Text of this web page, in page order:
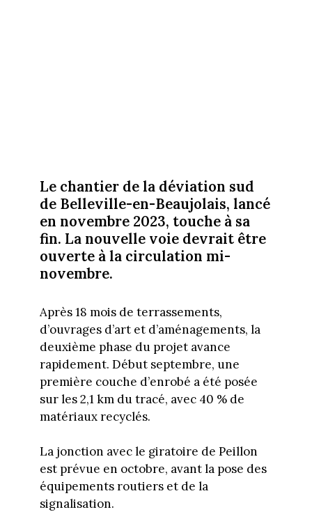
Le chantier de la déviation sud
de Belleville-en-Beaujolais, lancé
en novembre 2023, touche à sa
fin. La nouvelle voie devrait être
ouverte à la circulation mi-
novembre.
Après 18 mois de terrassements,
d’ouvrages d’art et d’aménagements, la
deuxième phase du projet avance
rapidement. Début septembre, une
première couche d’enrobé a été posée
sur les 2,1 km du tracé, avec 40 % de
matériaux recyclés.
La jonction avec le giratoire de Peillon
est prévue en octobre, avant la pose des
équipements routiers et de la
signalisation.